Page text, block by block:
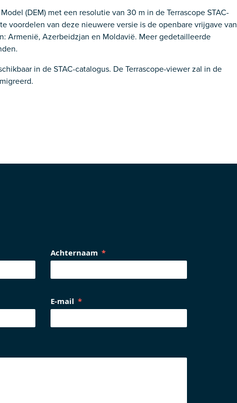
(DEM) met een resolutie van 30 m in de Terrascope STAC-
voordelen van deze nieuwere versie is de openbare vrijgave van
Armenië, Azerbeidzjan en Moldavië. Meer gedetailleerde
in de STAC-catalogus. De Terrascope-viewer zal in de
Achternaam
E-mail